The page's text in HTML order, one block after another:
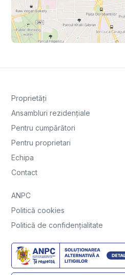
Proprietăți
Ansambluri rezidențiale
Pentru cumpărători
Pentru proprietari
Echipa
Contact
ANPC
Politică cookies
Politică de confidențialitate